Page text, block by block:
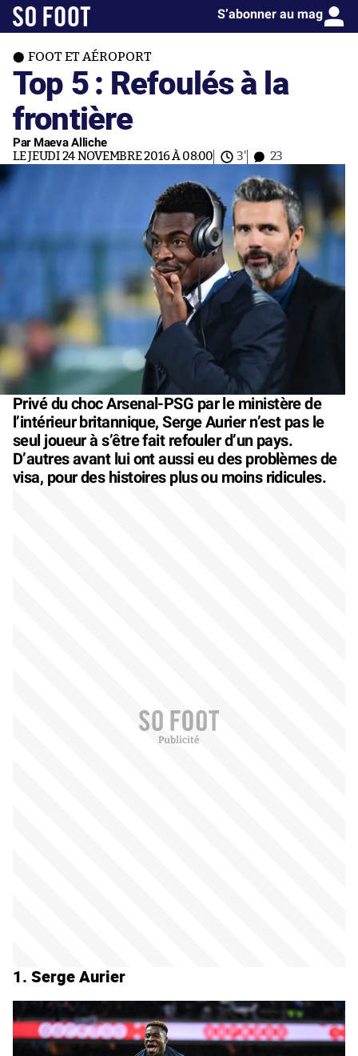
S’abonner au mag
FOOT ET AÉROPORT
Top 5 : Refoulés à la
frontière
Par Maeva Alliche
LE JEUDI 24 NOVEMBRE 2016 À 08:00 3' 23
Privé du choc Arsenal-PSG par le ministère de
l’intérieur britannique, Serge Aurier n’est pas le
seul joueur à s’être fait refouler d’un pays.
D’autres avant lui ont aussi eu des problèmes de
visa, pour des histoires plus ou moins ridicules.
1. Serge Aurier